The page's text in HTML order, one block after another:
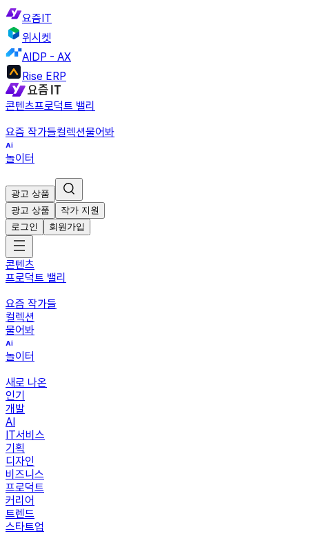
요즘IT
위시켓
AIDP - AX
Rise ERP
콘텐츠프로덕트 밸리
요즘 작가들컬렉션물어봐
놀이터
광고 상품
광고 상품
작가 지원
로그인
회원가입
콘텐츠
프로덕트 밸리
요즘 작가들
컬렉션
물어봐
놀이터
새로 나온
인기
개발
AI
IT서비스
기획
디자인
비즈니스
프로덕트
커리어
트렌드
스타트업